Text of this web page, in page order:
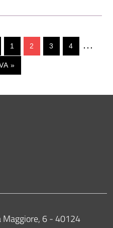
1 2 3 4 …
»
Maggiore, 6 - 40124